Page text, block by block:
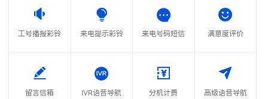
工号播报彩铃 来电提示彩铃 来电号码短信 满意度评价
留言信箱 IVR语音导航 分机计费 高级语音导航